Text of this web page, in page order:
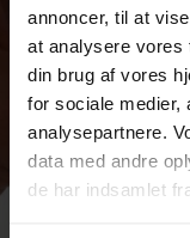
annoncer, til at
at analysere vores
din brug af vores
for sociale medier,
analysepartnere.
data med andre
de har indsamlet